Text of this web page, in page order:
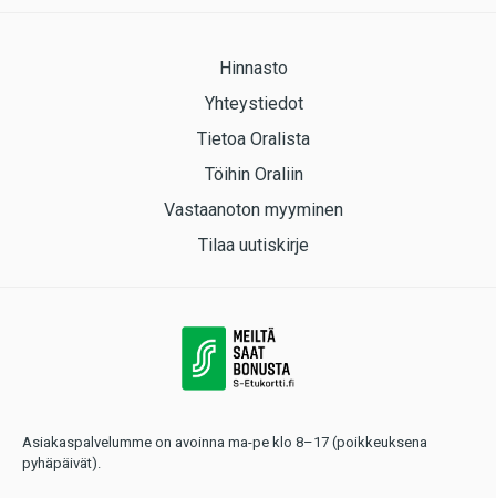
Hinnasto
Yhteystiedot
Tietoa Oralista
Töihin Oraliin
Vastaanoton myyminen
Tilaa uutiskirje
Asiakaspalvelumme on avoinna ma-pe klo 8–17 (poikkeuksena
pyhäpäivät).